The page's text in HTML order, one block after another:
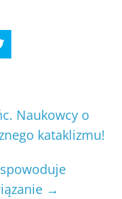
Naukowcy o
kataklizmu!
spowoduje
→